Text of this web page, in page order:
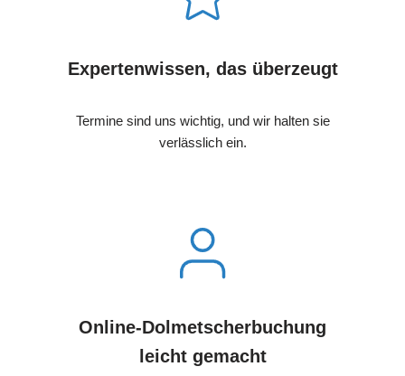
Expertenwissen, das überzeugt
Termine sind uns wichtig, und wir halten sie
verlässlich ein.
Online-Dolmetscherbuchung
leicht gemacht